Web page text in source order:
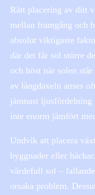
Rätt placering av ditt
mellan framgång och
absolut viktigaste
där det får sol större
och höst när solen
av längdaxeln anses
jämnast ljusfördelning
inte enorm jämfört
Undvik att placera
byggnader eller
värdefull sol –
orsaka problem.